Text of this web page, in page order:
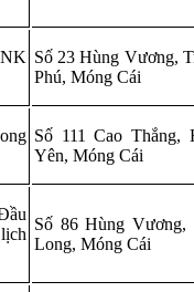
Số 23 Hùng Vương,
Phú, Móng Cái
Số 111 Cao Thắng,
Yên, Móng Cái
Số 86 Hùng Vương,
Long, Móng Cái